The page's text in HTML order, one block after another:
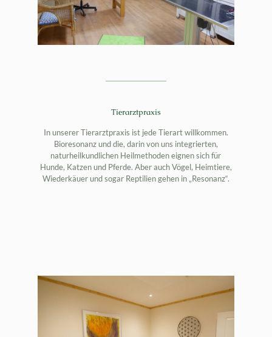
Tierarztpraxis
In unserer Tierarztpraxis ist jede Tierart willkommen.
Bioresonanz und die, darin von uns integrierten,
naturheilkundlichen Heilmethoden eignen sich für
Hunde, Katzen und Pferde. Aber auch Vögel, Heimtiere,
Wiederkäuer und sogar Reptilien gehen in „Resonanz“.